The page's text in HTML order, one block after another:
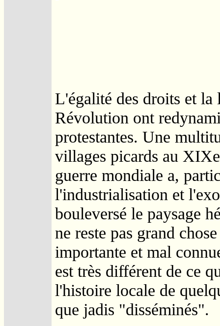
L'égalité des droits et la
Révolution ont
protestantes. Une
villages picards au
guerre mondiale a,
l'industrialisation et
bouleversé le paysage
ne reste pas grand
importante et mal
est très différent de ce
l'histoire locale de
que jadis "disséminés".